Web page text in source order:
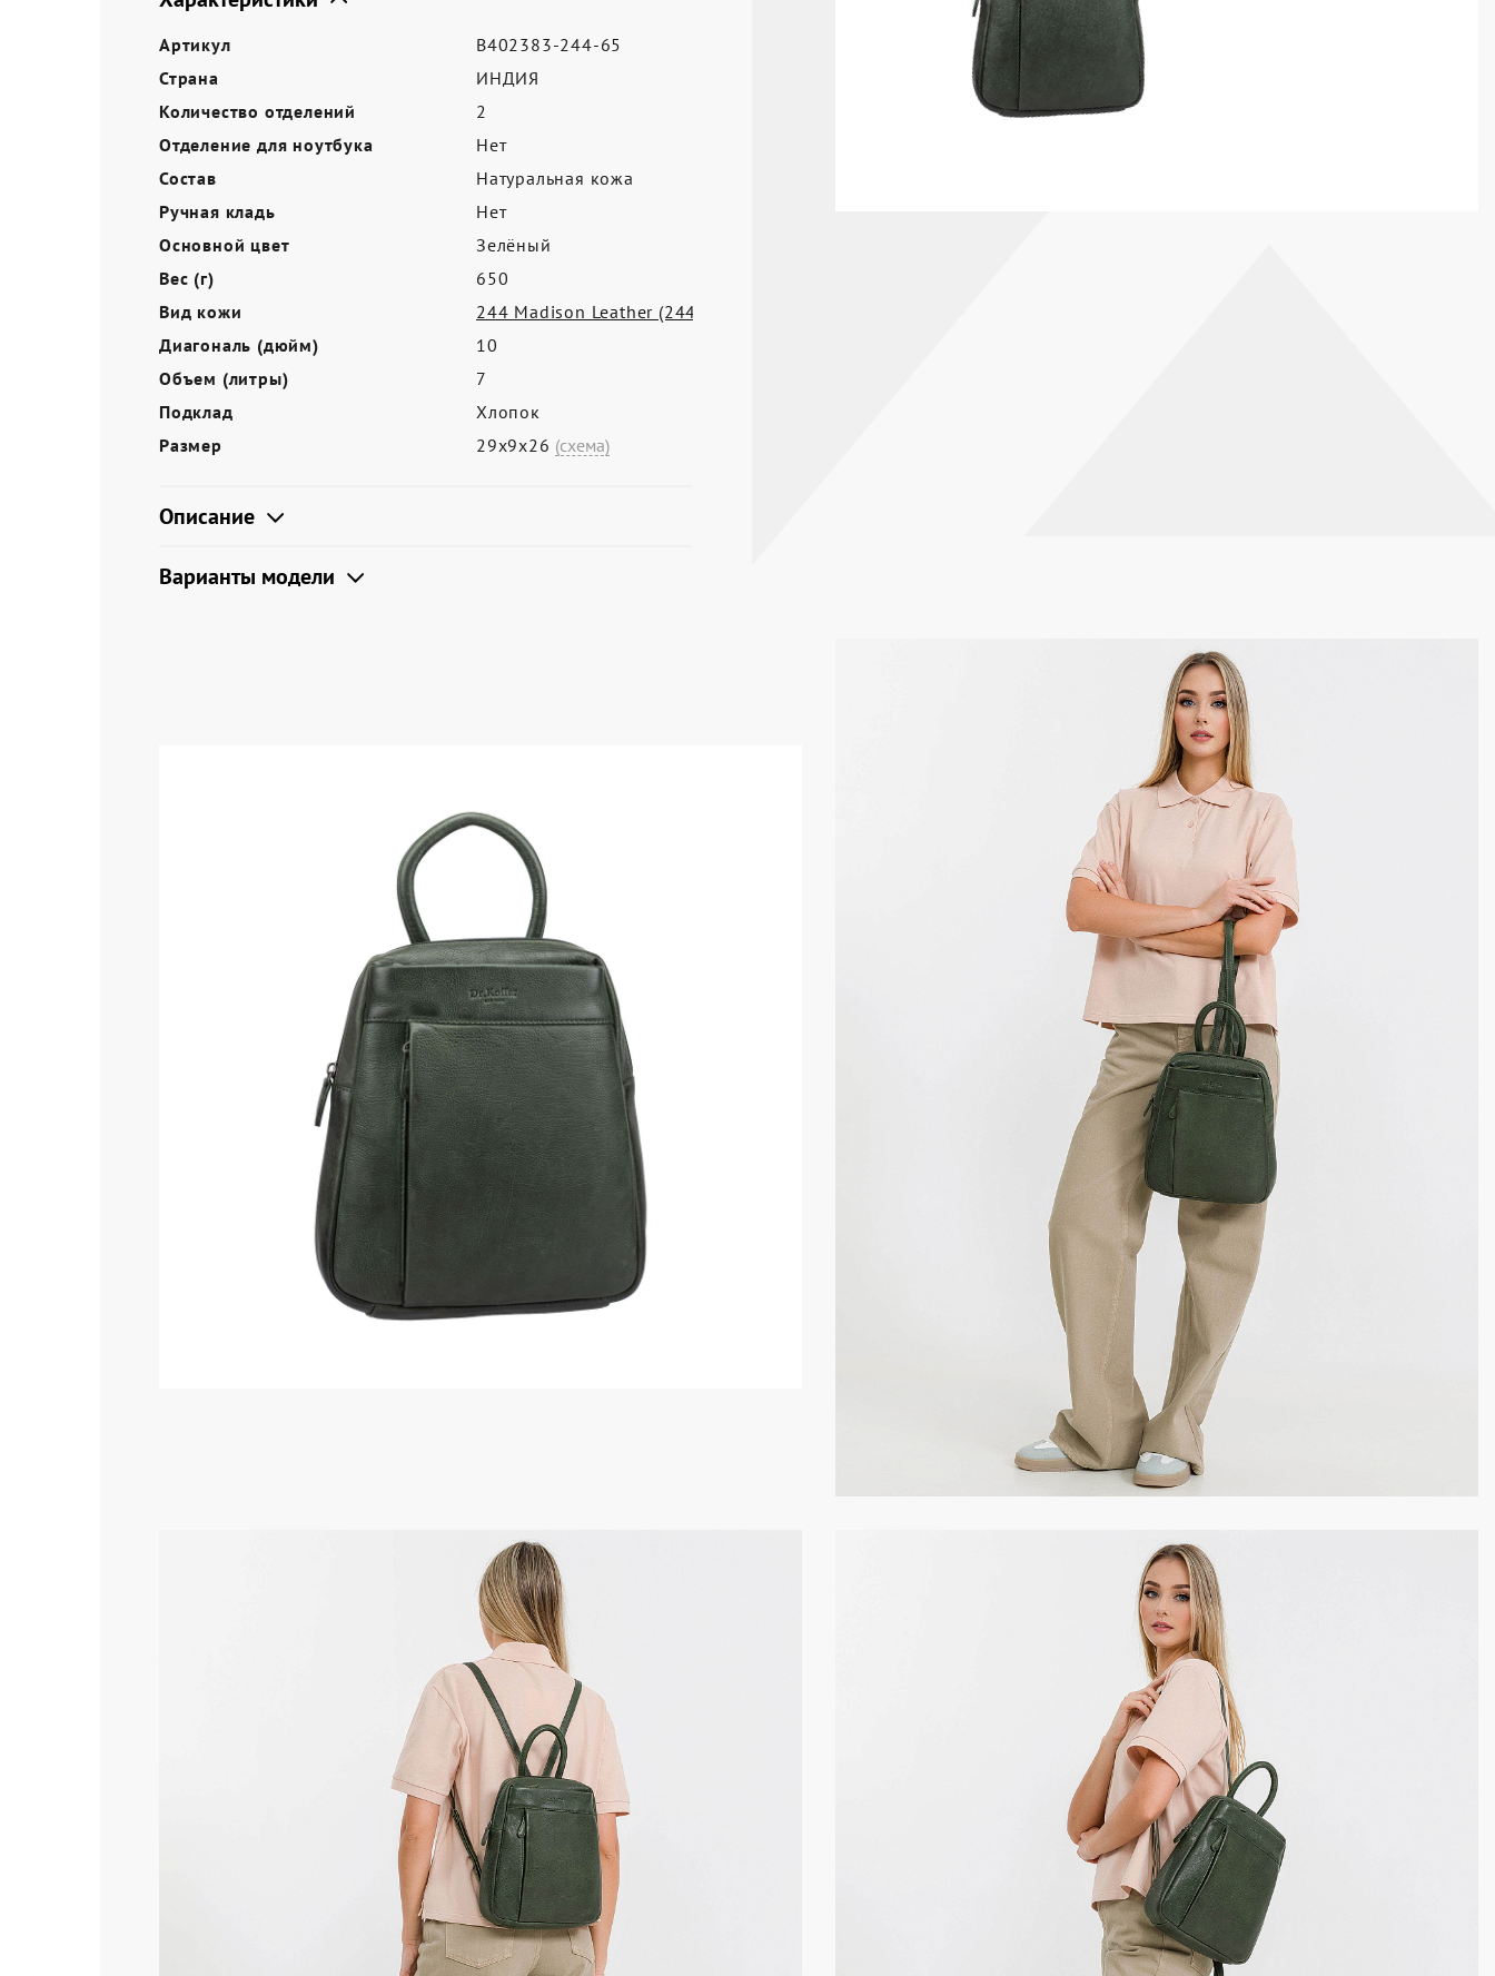
Акции
Артикул
B402383-244-65
Страна
ИНДИЯ
Количество отделений
2
Отделение для ноутбука
Нет
Состав
Натуральная кожа
Ручная кладь
Нет
Основной цвет
Зелёный
Вес (г)
650
Вид кожи
244 Madison Leather (244)
Диагональ (дюйм)
10
Объем (литры)
7
Подклад
Хлопок
Размер
29х9х26 (схема)
Описание
Варианты модели